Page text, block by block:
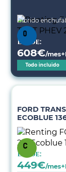
Híbrido
Desde:
608€/
Todo incluido
FORD
ECOBLUE
Desde:
449€/